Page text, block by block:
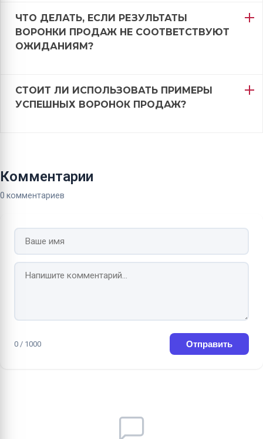
ЧТО ДЕЛАТЬ, ЕСЛИ РЕЗУЛЬТАТЫ
ВОРОНКИ ПРОДАЖ НЕ СООТВЕТСТВУЮТ
ОЖИДАНИЯМ?
СТОИТ ЛИ ИСПОЛЬЗОВАТЬ ПРИМЕРЫ
УСПЕШНЫХ ВОРОНОК ПРОДАЖ?